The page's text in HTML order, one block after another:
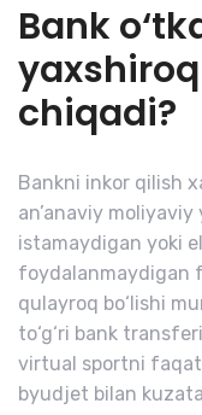
Bank
chiqadi?
Bankni inkor qilish
an’anaviy
istamaydigan yoki
foydalanmaydigan
qulayroq bo‘lishi
to‘g‘ri bank
virtual sportni faqat
byudjet bilan